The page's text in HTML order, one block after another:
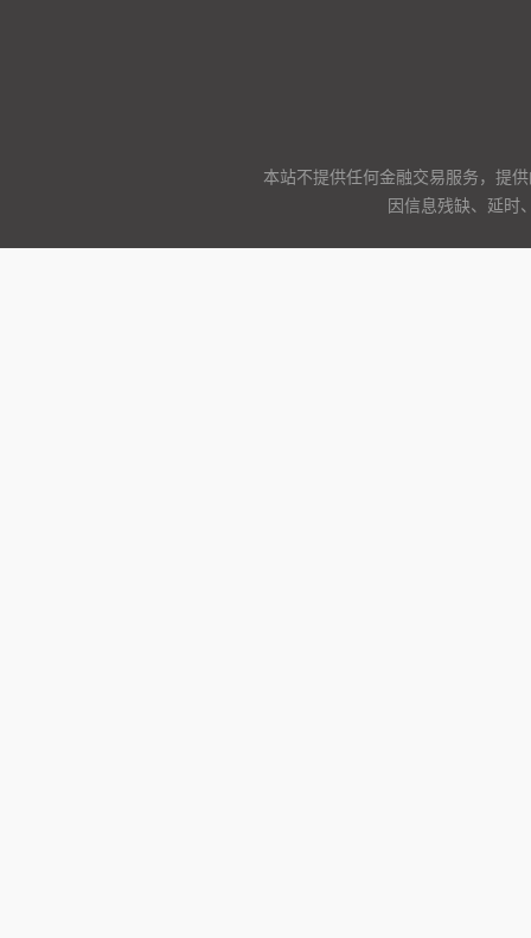
本站不提供任何金融交易服务，提
因信息残缺、延时